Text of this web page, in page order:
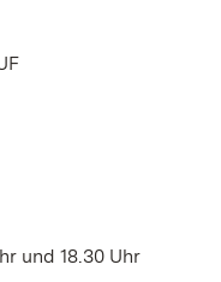
und 18.30 Uhr